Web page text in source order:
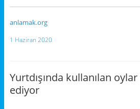
anlamak.org
1 Haziran 2020
Yurtdışında kullanılan oylar
ediyor